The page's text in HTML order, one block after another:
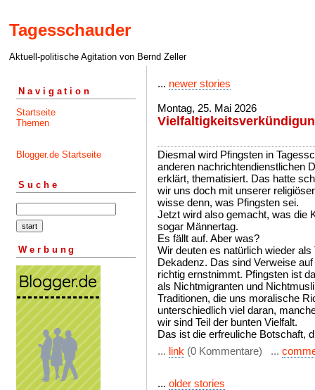
Tagesschauder
Aktuell-politische Agitation von Bernd Zeller
Navigation
Startseite
Themen
Blogger.de Startseite
Suche
Werbung
... newer stories
Montag, 25. Mai 2026
Diesmal wird Pfingsten in
anderen nachrichtendienstlichen
erklärt, thematisiert. Das hatte
wir uns doch mit unserer
wisse denn, was Pfingsten sei.
Jetzt wird also gemacht, was die
sogar Männertag.
Es fällt auf. Aber was?
Wir deuten es natürlich wieder
Dekadenz. Das sind Verweise
richtig ernstnimmt. Pfingsten ist
als Nichtmigranten und
Traditionen, die uns moralische
unterschiedlich viel daran,
wir sind Teil der bunten Vielfalt.
Das ist die erfreuliche Botschaft,
... link (0 Kommentare) ...
... older stories